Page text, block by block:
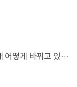
엔진으로 움직이는 기계로 여겨졌던 자동차.배터리와 소프트웨어를 통해 어떻게 바뀌고 있을까요? 현대진행형 팟캐스트 EP.21에서 확인하세요.📻 #현대자동차그룹 #현대진행형 #모빌리티팟캐스트 #SDV #전기차 #연료 #미래모빌리티 #모빌리티